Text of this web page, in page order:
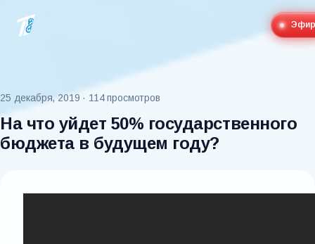
Эфир
25 декабря, 2019 · 114 просмотров
На что уйдет 50% государственного
бюджета в будущем году?